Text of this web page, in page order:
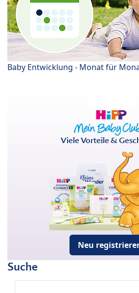
Baby Entwicklung - Monat für
Viele Vorteile &
Neu
Suche